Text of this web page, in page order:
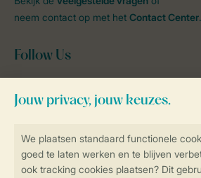
neem contact op met het Contact Center.
Follow Us
Blijf op de hoogte